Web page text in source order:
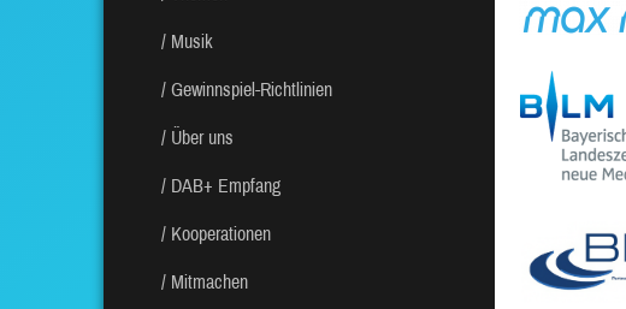
Musik
Gewinnspiel-Richtlinien
Über uns
DAB+ Empfang
Kooperationen
Mitmachen